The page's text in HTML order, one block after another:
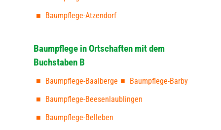
Baumpflege-Atzendorf
Baumpflege in Ortschaften mit dem
Buchstaben B
Baumpflege-Baalberge
Baumpflege-Barby
Baumpflege-Beesenlaublingen
Baumpflege-Belleben